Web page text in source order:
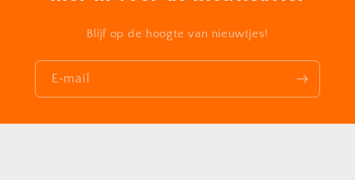
Blijf op de hoogte van nieuwtjes!
E‑mail